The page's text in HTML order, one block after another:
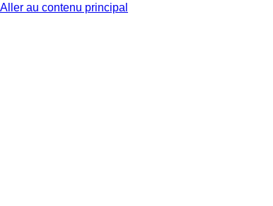
Aller au contenu principal